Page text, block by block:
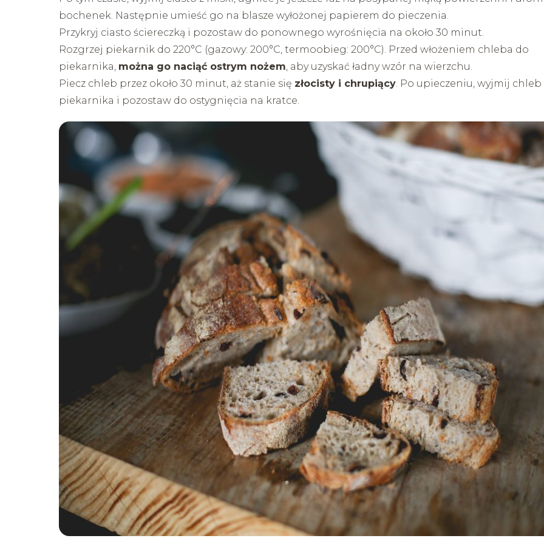
bochenek. Następnie umieść go na blasze wyłożonej papierem do pieczenia.
Przykryj ciasto ściereczką i pozostaw do ponownego wyrośnięcia na około 30 minut.
Rozgrzej piekarnik do 220°C (gazowy: 200°C, termoobieg: 200°C). Przed włożeniem chleba do
piekarnika, można go naciąć ostrym nożem , aby uzyskać ładny wzór na wierzchu.
Piecz chleb przez około 30 minut, aż stanie się złocisty i chrupiący . Po upieczeniu, wyjmij chleb
piekarnika i pozostaw do ostygnięcia na kratce.